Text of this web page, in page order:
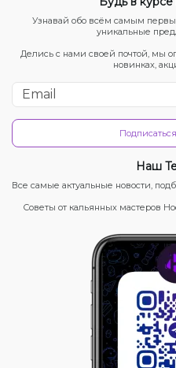
Узнавай обо всём самым
уникальные
Делись с нами своей почтой, мы
новинках,
Наш
Все самые актуальные новости,
Советы от кальянных мастеров